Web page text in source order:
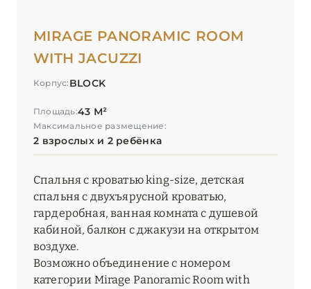
MIRAGE PANORAMIC ROOM
WITH JACUZZI
Корпус: BLOCK
Площадь:43 М²
Максимальное размещение:
2 взрослых и 2 ребёнка
Спальня с кроватью king-size, детская
спальня с двухъярусной кроватью,
гардеробная, ванная комната с душевой
кабиной, балкон с джакузи на открытом
воздухе.
Возможно объединение с номером
категории Mirage Panoramic Room with